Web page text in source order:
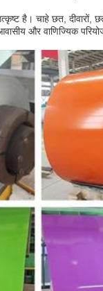
है। चाहे छत, दीवारों,
और वाणिज्यिक